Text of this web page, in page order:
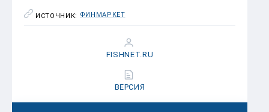
ИСТОЧНИК: ФИНМАРКЕТ
FISHNET.RU
ВЕРСИЯ